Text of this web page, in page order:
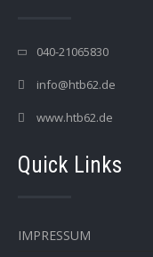
040-21065830
info@htb62.de
www.htb62.de
Quick Links
IMPRESSUM